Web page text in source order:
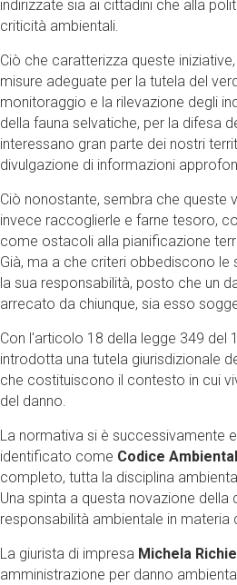
indirizzate sia ai cittadini che alla
criticità ambientali.
Ciò che caratterizza queste
misure adeguate per la tutela del
monitoraggio e la rilevazione degli
della fauna selvatiche, per la difesa
interessano gran parte dei nostri
divulgazione di informazioni
Ciò nonostante, sembra che queste
invece raccoglierle e farne tesoro,
come ostacoli alla pianificazione
Già, ma a che criteri obbediscono le
la sua responsabilità, posto che un
arrecato da chiunque, sia esso
Con l'articolo 18 della legge 349 del
introdotta una tutela giurisdizionale
che costituiscono il contesto in cui
del danno.
La normativa si è successivamente
identificato come Codice
completo, tutta la disciplina
Una spinta a questa novazione
responsabilità ambientale in
La giurista di impresa Michela
amministrazione per danno